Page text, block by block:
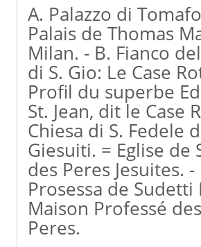
A. Palazzo di
Palais de Thomas
Milan. - B. Fianco
di S. Gio: Le Case
Profil du superbe
St. Jean, dit le Case
Chiesa di S. Fedele
Giesuiti. = Eglise de
des Peres Jesuites. -
Prosessa de Sudetti
Maison Professé
Peres.